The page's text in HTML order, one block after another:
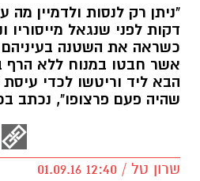
"ניתן רק לנסות ולדמיין
דקות לפני שנגאל
כשראה את השטנה
אשר חבטו במנוח ללא הרף
הבא ליד וריטשו לכדי
שהיה פעם פרצופו", נכתב
שרון טל / 12:40 01.09.16